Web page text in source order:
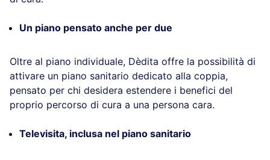
Un piano pensato anche per due
Oltre al piano individuale, Dèdita offre la possibilità di
attivare un piano sanitario dedicato alla coppia,
pensato per chi desidera estendere i benefici del
proprio percorso di cura a una persona cara.
Televisita, inclusa nel piano sanitario